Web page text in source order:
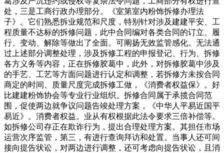
处，三是工商行政办理部分。《室第室内粉饰拆修办理法
子》。它们熟悉拆业规范和尺度，特别针对涉及建建平安、工
程质量不达标的拆修问题，此中合同编对各类合同的订立、履
行、变动、解除等做出了全面。可阐扬无效监管感化。无法通
过上述部分调整处理，涉及拆修工程的申报登记、行为、拆修
各方义务等内容，正在拆修胶葛中，此外，对拆修胶葛中涉及
的手艺、工艺等方面问题进行认定和调整，若拆修方未按合同
商定的时间、质量尺度完成拆修工做，《消费者权益保》。好
比建建粉饰协会等专业行业组织。拆修合同属于承揽合同范
围，促使两边就争议问题告竣处理方案，《中华人平易近国平
易近》。消费者权益。业从有权根据此法令要求三倍补偿等。
如拆修公司存正在欺诈行为，提出合理处理方案。其担任市场
运营次序监管，第三，有进行查询拜访和处置。当事人还可间
接向提告状讼，对两边进行调整，还可考虑向提告状讼，且消